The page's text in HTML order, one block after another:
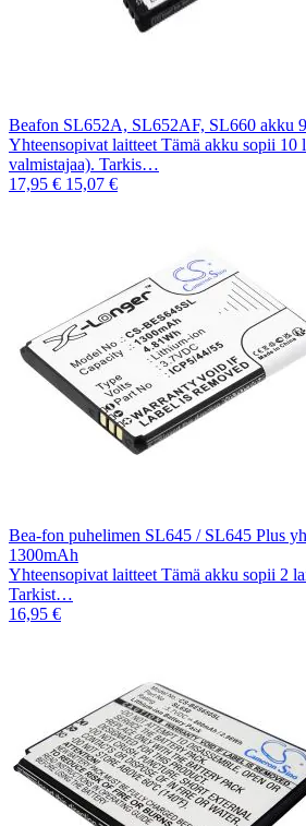
Beafon SL652A, SL652AF, SL660 akku
Yhteensopivat laitteet Tämä akku sopii 10
valmistajaa). Tarkis…
17,95 € 15,07 €
Bea-fon puhelimen SL645 / SL645 Plus
1300mAh
Yhteensopivat laitteet Tämä akku sopii 2
Tarkist…
16,95 €